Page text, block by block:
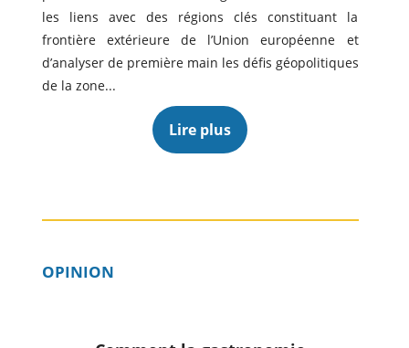
les liens avec des régions clés constituant la
frontière extérieure de l’Union européenne et
d’analyser de première main les défis géopolitiques
de la zone...
Lire plus
OPINION